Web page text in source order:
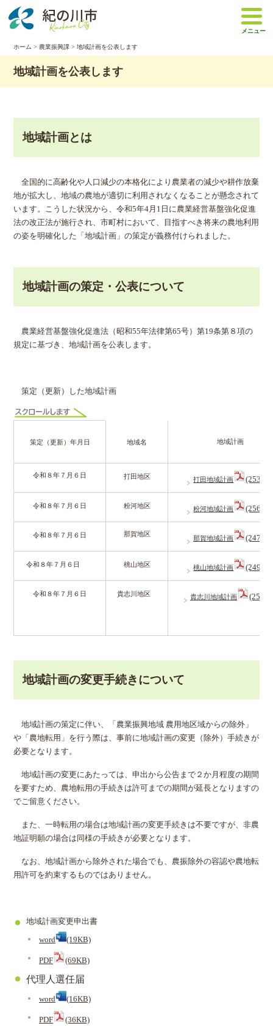
メニュー
ホーム > 農業振興課 > 地域計画を公表します
地域計画を公表します
地域計画とは
全国的に高齢化や人口減少の本格化により農業者の減少や耕作放棄
地が拡大し、地域の農地が適切に利用されなくなることが懸念されて
います。こうした状況から、令和5年4月1日に農業経営基盤強化促進
法の改正法が施行され、市町村において、目指すべき将来の農地利用
の姿を明確化した「地域計画」の策定が義務付けられました。
地域計画の策定・公表について
農業経営基盤強化促進法（昭和55年法律第65号）第19条第８項の
規定に基づき、地域計画を公表します。
策定（更新）した地域計画
策定（更新）年月日 地域名 地域計画
令和８年７月６日 打田地区 打田地域計画
令和８年７月６日 粉河地区 粉河地域計画
令和８年７月６日 那賀地区
那賀地域計画
令和８年７月６日 桃山地区 桃山地域計画
令和８年７月６日 貴志川地区 貴志川地域計画
地域計画の変更手続きについて
地域計画の策定に伴い、「農業振興地域 農用地区域からの除外」
や「農地転用」を行う際は、事前に地域計画の変更（除外）手続きが
必要となります。
地域計画の変更にあたっては、申出から公告まで２か月程度の期間
を要すため、農地転用の手続きは許可までの期間が延長となりますの
でご留意ください。
また、一時転用の場合は地域計画の変更手続きは不要ですが、非農
地証明願の場合は同様の手続きが必要となります。
なお、地域計画から除外された場合でも、農振除外の容認や農地転
用許可を約束するものではありません。
地域計画変更申出書
word (19KB)
PDF (69KB)
代理人選任届
word (16KB)
PDF (36KB)